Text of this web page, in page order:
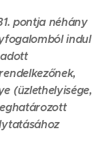
pontja néhány
indul
(üzlethelyisége,